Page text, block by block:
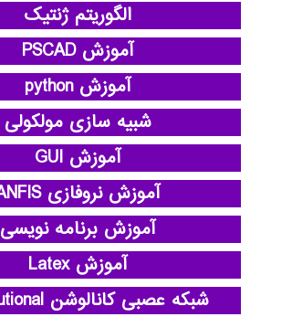
الگوریتم ژنتیک
آموزش PSCAD
آموزش python
شبیه سازی مولکولی
آموزش GUI
آموزش نروفازی ANFIS
آموزش برنامه نویسی
آموزش Latex
شبکه عصبی کانالوشن Convolutional